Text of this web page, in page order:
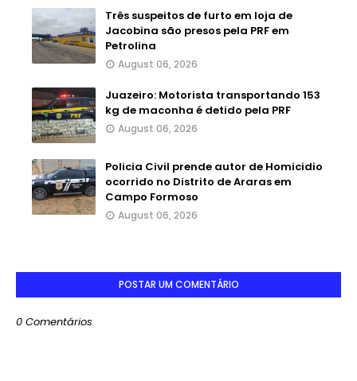
Três suspeitos de furto em loja de
Jacobina são presos pela PRF em
Petrolina
August 06, 2026
Juazeiro: Motorista transportando 153
kg de maconha é detido pela PRF
August 06, 2026
Policia Civil prende autor de Homicidio
ocorrido no Distrito de Araras em
Campo Formoso
August 06, 2026
POSTAR UM COMENTÁRIO
0 Comentários